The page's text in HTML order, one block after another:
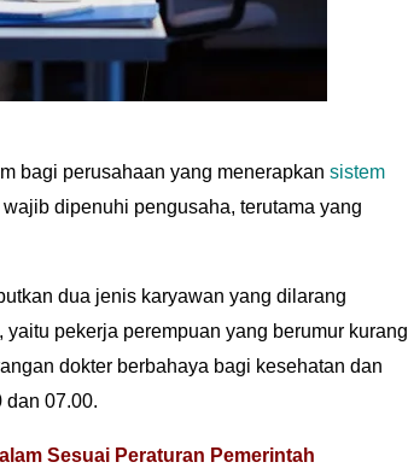
bagi perusahaan yang menerapkan sistem
dipenuhi pengusaha, terutama yang
dua jenis karyawan yang dilarang
pekerja perempuan yang berumur kurang
dokter berbahaya bagi kesehatan dan
dan 07.00.
Sesuai Peraturan Pemerintah